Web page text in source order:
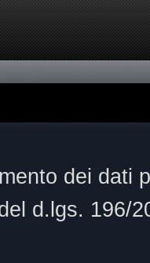
dei dati
d.lgs. 196/